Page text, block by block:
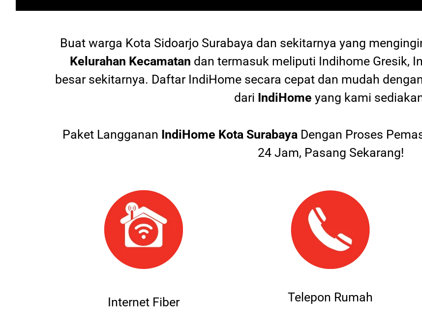
Buat warga Kota Sidoarjo Surabaya dan sekitarnya yang
Kelurahan Kecamatan dan termasuk meliputi Indihome Gresik,
besar sekitarnya. Daftar IndiHome secara cepat dan mudah
dari IndiHome yang kami
Paket Langganan IndiHome Kota SurabayaDengan Proses
24 Jam, Pasang Sekarang!
Internet Fiber Telepon Rumah